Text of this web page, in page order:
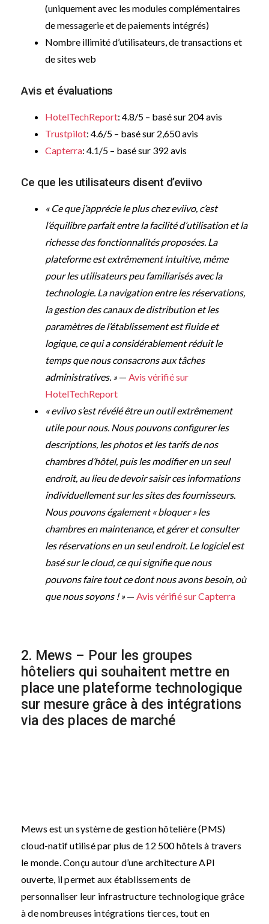
(uniquement avec les modules complémentaires
de messagerie et de paiements intégrés)
Nombre illimité d’utilisateurs, de transactions et
de sites web
Avis et évaluations
HotelTechReport: 4.8/5 – basé sur 204 avis
Trustpilot: 4.6/5 – basé sur 2,650 avis
Capterra: 4.1/5 – basé sur 392 avis
Ce que les utilisateurs disent d’eviivo
« Ce que j’apprécie le plus chez eviivo, c’est
l’équilibre parfait entre la facilité d’utilisation et la
richesse des fonctionnalités proposées. La
plateforme est extrêmement intuitive, même
pour les utilisateurs peu familiarisés avec la
technologie. La navigation entre les réservations,
la gestion des canaux de distribution et les
paramètres de l’établissement est fluide et
logique, ce qui a considérablement réduit le
temps que nous consacrons aux tâches
administratives. »— Avis vérifié sur
HotelTechReport
« eviivo s’est révélé être un outil extrêmement
utile pour nous. Nous pouvons configurer les
descriptions, les photos et les tarifs de nos
chambres d’hôtel, puis les modifier en un seul
endroit, au lieu de devoir saisir ces informations
individuellement sur les sites des fournisseurs.
Nous pouvons également « bloquer » les
chambres en maintenance, et gérer et consulter
les réservations en un seul endroit. Le logiciel est
basé sur le cloud, ce qui signifie que nous
pouvons faire tout ce dont nous avons besoin, où
que nous soyons ! »— Avis vérifié sur Capterra
2. Mews – Pour les groupes
hôteliers qui souhaitent mettre en
place une plateforme technologique
sur mesure grâce à des intégrations
via des places de marché
Mews est un système de gestion hôtelière (PMS)
cloud-natif utilisé par plus de 12 500 hôtels à travers
le monde. Conçu autour d’une architecture API
ouverte, il permet aux établissements de
personnaliser leur infrastructure technologique grâce
à de nombreuses intégrations tierces, tout en